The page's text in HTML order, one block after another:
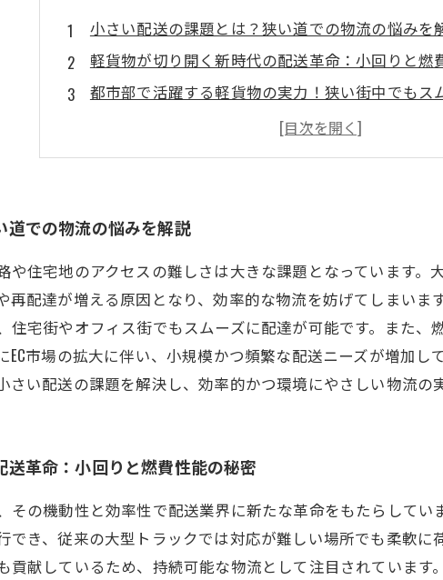
小さい配送の課題とは？狭い道での物流の悩みを
軽貨物が切り開く新時代の配送革命：小回りと燃
都市部で活躍する軽貨物の実力！狭い街中でもス
環境にも優しい軽貨物の魅力とは？持続可能な物
EC市場の成長を支える軽貨物配送：小さい配送の
最新動向まとめ！軽貨物配送が変える小さい配送
道での物流の悩みを解説
や住宅地のアクセスの難しさは大きな課題となっています
再配達が増える原因となり、効率的な物流を妨げてしまい
住宅街やオフィス街でもスムーズに配達が可能です。また
EC市場の拡大に伴い、小規模かつ頻繁な配送ニーズが増加
さい配送の課題を解決し、効率的かつ環境にやさしい物流の
革命：小回りと燃費性能の秘密
その機動性と効率性で配送業界に新たな革命をもたらしてい
でき、従来の大型トラックでは対応が難しい場所でも柔軟
貢献しているため、持続可能な物流として注目されています